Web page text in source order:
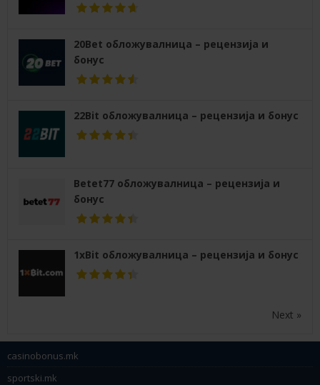
20Bet обложувалница – рецензија и
бонус
22Bit обложувалница – рецензија и бонус
Betet77 обложувалница – рецензија и
бонус
1xBit обложувалница – рецензија и бонус
Next »
casinobonus.mk
sportski.mk